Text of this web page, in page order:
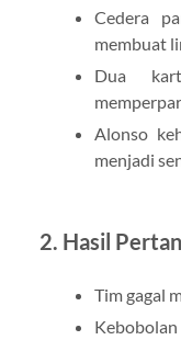
Cedera
membuat
Dua
Alonso
menjadi
2. Hasil
Tim gagal